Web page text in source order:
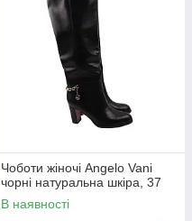
Чоботи жіночі Angelo Vani
чорні натуральна шкіра, 37
В наявності